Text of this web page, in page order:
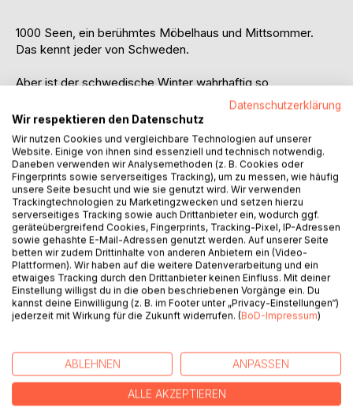
1000 Seen, ein berühmtes Möbelhaus und Mittsommer.
Das kennt jeder von Schweden.
Aber ist der schwedische Winter wahrhaftig so
unbarmherzig, wie sein Ruf uns glauben lässt?
Geht die Sonne im Sommer tatsächlich nicht unter?
Und was ist nun die fünfte Jahreszeit, wenn die Schweden
doch kein Karneval feiern?
5 Jahre lang lebte die Autorin in Schweden und lernte
dieses fantastische Land kennen und lieben.
Dieses Buch gibt einen kleinen Einblick in den Alltag, zeigt
die Natur im Jahresverlauf und weckt unweigerlich die
Sehnsucht, sich auf und davon zu machen, um dieses
zauberhafte Land selbst kennenzulernen. Und wer weiß?
Vielleicht begegnet man auch einem Elch oder einem
AUTOR/IN
Datenschutzerklärung
Wir respektieren den Datenschutz
Wir nutzen Cookies und vergleichbare Technologien auf unserer
Website. Einige von ihnen sind essenziell und technisch notwendig.
Daneben verwenden wir Analysemethoden (z. B. Cookies oder
Fingerprints sowie serverseitiges Tracking), um zu messen, wie häufig
unsere Seite besucht und wie sie genutzt wird. Wir verwenden
Trackingtechnologien zu Marketingzwecken und setzen hierzu
serverseitiges Tracking sowie auch Drittanbieter ein, wodurch ggf.
geräteübergreifend Cookies, Fingerprints, Tracking-Pixel, IP-Adressen
sowie gehashte E-Mail-Adressen genutzt werden. Auf unserer Seite
betten wir zudem Drittinhalte von anderen Anbietern ein (Video-
Plattformen). Wir haben auf die weitere Datenverarbeitung und ein
etwaiges Tracking durch den Drittanbieter keinen Einfluss. Mit deiner
Einstellung willigst du in die oben beschriebenen Vorgänge ein. Du
kannst deine Einwilligung (z. B. im Footer unter „Privacy-Einstellungen“)
jederzeit mit Wirkung für die Zukunft widerrufen. (BoD-Impressum)
ABLEHNEN ANPASSEN
ALLE AKZEPTIEREN